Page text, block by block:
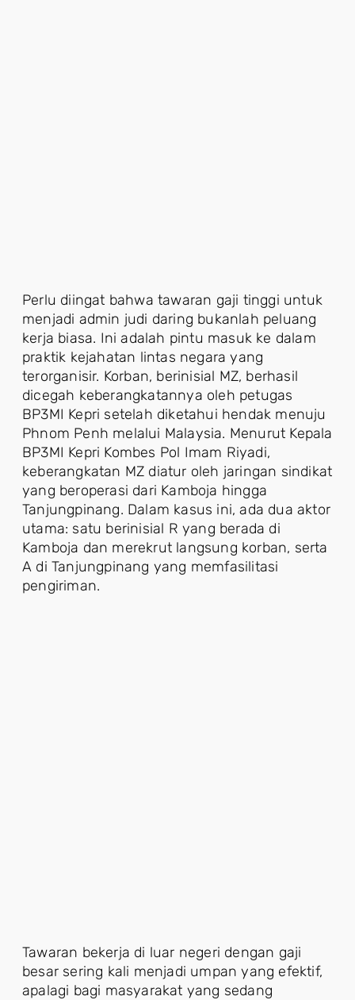
Perlu diingat bahwa tawaran gaji tinggi untuk
menjadi admin judi daring bukanlah peluang
kerja biasa. Ini adalah pintu masuk ke dalam
praktik kejahatan lintas negara yang
terorganisir. Korban, berinisial MZ, berhasil
dicegah keberangkatannya oleh petugas
BP3MI Kepri setelah diketahui hendak menuju
Phnom Penh melalui Malaysia. Menurut Kepala
BP3MI Kepri Kombes Pol Imam Riyadi,
keberangkatan MZ diatur oleh jaringan sindikat
yang beroperasi dari Kamboja hingga
Tanjungpinang. Dalam kasus ini, ada dua aktor
utama: satu berinisial R yang berada di
Kamboja dan merekrut langsung korban, serta
A di Tanjungpinang yang memfasilitasi
pengiriman.
Tawaran bekerja di luar negeri dengan gaji
besar sering kali menjadi umpan yang efektif,
apalagi bagi masyarakat yang sedang